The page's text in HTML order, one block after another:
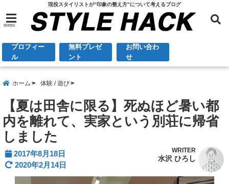
現役スタイリストが”印象の整え方”について考えるブログ
menu
プロフィー
ル
無料プレゼ
ント
お問い合わ
せ
ホーム 体験 / 遊び
【夏は田舎に限る】死ぬほど暑い都
内を離れて、実家という別荘に帰省
しました
2017年8月18日
2020年2月14日
WRITER
水沢 ひろし